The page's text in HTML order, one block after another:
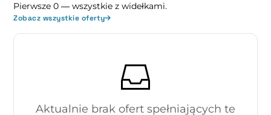
Pierwsze 0 — wszystkie z widełkami.
Zobacz wszystkie oferty
Aktualnie brak ofert spełniających te